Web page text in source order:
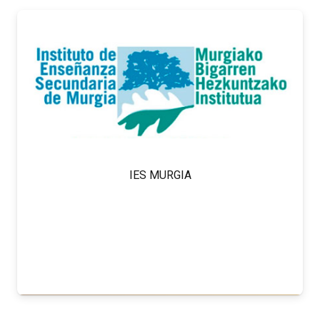
IES MURGIA